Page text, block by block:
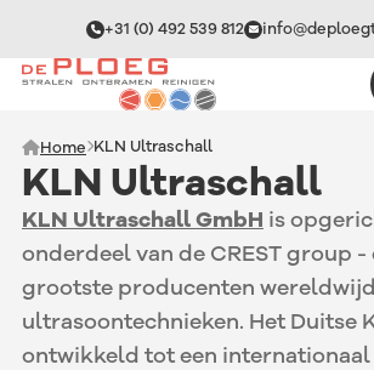
+31 (0) 492 539 812
Home KLN Ultraschall
KLN Ultraschall
KLN Ultraschall GmbH is
onderdeel van de CREST group -
grootste producenten
ultrasoontechnieken. Het Duitse
ontwikkeld tot een